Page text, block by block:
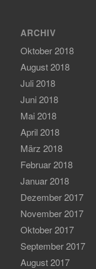
ARCHIV
Oktober 2018
August 2018
Juli 2018
Juni 2018
Mai 2018
April 2018
März 2018
Februar 2018
Januar 2018
Dezember 2017
November 2017
Oktober 2017
September 2017
August 2017